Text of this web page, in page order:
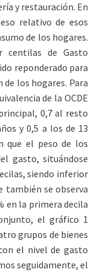
y restauración. En
relativo de esos
de los hogares.
centilas de Gasto
reponderado para
los hogares. Para
de la OCDE
0,7 al resto
y 0,5 a los de 13
que el peso de los
gasto, situándose
siendo inferior
también se observa
en la primera decila
el gráfico 1
grupos de bienes
el nivel de gasto
seguidamente, el